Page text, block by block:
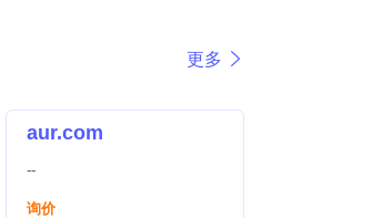
更多
aur.com
--
询价